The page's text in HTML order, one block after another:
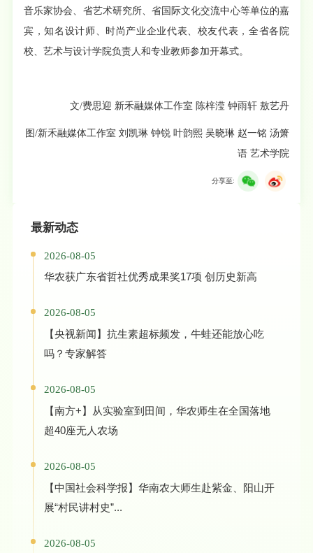
音乐家协会、省艺术研究所、省国际文化交流中心等单位的嘉
宾，知名设计师、时尚产业企业代表、校友代表，全省各院
校、艺术与设计学院负责人和专业教师参加开幕式。
文/费思迎 新禾融媒体工作室 陈梓滢 钟雨轩 敖艺丹
图/新禾融媒体工作室 刘凯琳 钟锐 叶韵熙 吴晓琳 赵一铭 汤箫
语 艺术学院
分享至:
最新动态
2026-08-05
华农获广东省哲社优秀成果奖17项 创历史新高
2026-08-05
【央视新闻】抗生素超标频发，牛蛙还能放心吃
吗？专家解答
2026-08-05
【南方+】从实验室到田间，华农师生在全国落地
超40座无人农场
2026-08-05
【中国社会科学报】华南农大师生赴紫金、阳山开
展“村民讲村史”...
2026-08-05